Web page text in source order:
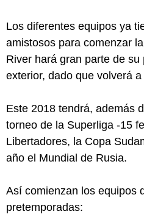
Los diferentes equipos ya
amistosos para comenzar
River hará gran parte de su
exterior, dado que volverá
Este 2018 tendrá, además
torneo de la Superliga -15
Libertadores, la Copa
año el Mundial de Rusia.
Así comienzan los equipos
pretemporadas: